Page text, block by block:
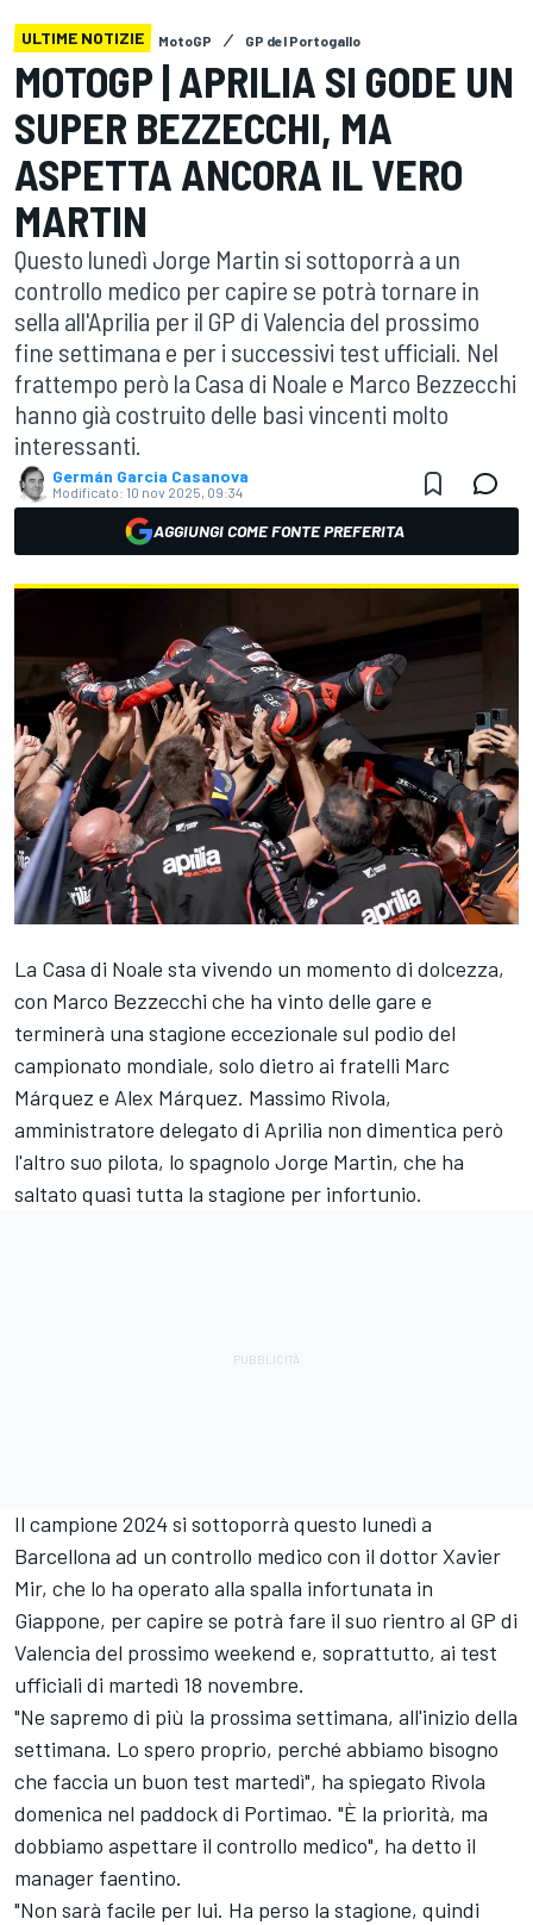
ULTIME NOTIZIE MotoGP GP del Portogallo
MOTOGP | APRILIA SI GODE UN
SUPER BEZZECCHI, MA
ASPETTA ANCORA IL VERO
MARTIN
Questo lunedì Jorge Martin si sottoporrà a un
controllo medico per capire se potrà tornare in
sella all'Aprilia per il GP di Valencia del prossimo
fine settimana e per i successivi test ufficiali. Nel
frattempo però la Casa di Noale e Marco Bezzecchi
hanno già costruito delle basi vincenti molto
interessanti.
Germán Garcia Casanova
Modificato: 10 nov 2025, 09:34
AGGIUNGI COME FONTE PREFERITA
La Casa di Noale sta vivendo un momento di dolcezza,
con Marco Bezzecchi che ha vinto delle gare e
terminerà una stagione eccezionale sul podio del
campionato mondiale, solo dietro ai fratelli Marc
Márquez e Alex Márquez. Massimo Rivola,
amministratore delegato di Aprilia non dimentica però
l'altro suo pilota, lo spagnolo Jorge Martin, che ha
saltato quasi tutta la stagione per infortunio.
Il campione 2024 si sottoporrà questo lunedì a
Barcellona ad un controllo medico con il dottor Xavier
Mir, che lo ha operato alla spalla infortunata in
Giappone, per capire se potrà fare il suo rientro al GP di
Valencia del prossimo weekend e, soprattutto, ai test
ufficiali di martedì 18 novembre.
"Ne sapremo di più la prossima settimana, all'inizio della
settimana. Lo spero proprio, perché abbiamo bisogno
che faccia un buon test martedì", ha spiegato Rivola
domenica nel paddock di Portimao. "È la priorità, ma
dobbiamo aspettare il controllo medico", ha detto il
manager faentino.
"Non sarà facile per lui. Ha perso la stagione, quindi